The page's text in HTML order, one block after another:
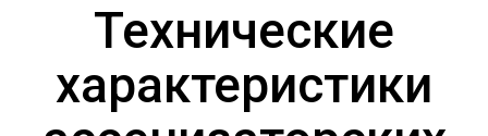
Технические
характеристики